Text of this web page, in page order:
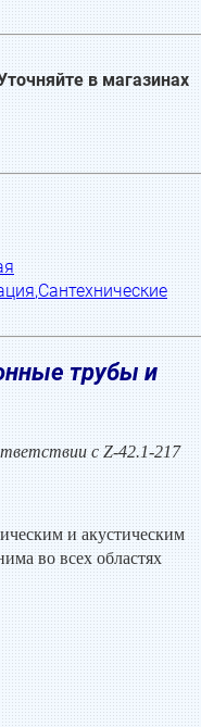
в магазинах
,Сантехнические
трубы и
с Z-42.1-217
и акустическим
во всех областях